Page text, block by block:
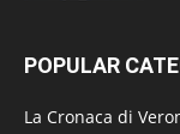
POPULAR
La Cronaca di